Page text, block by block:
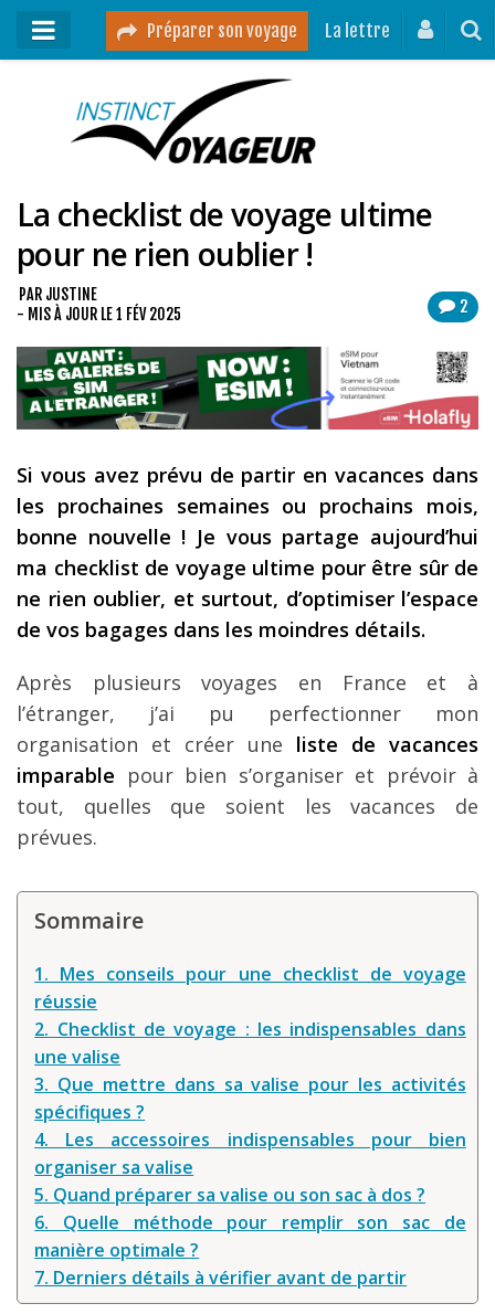
Préparer son voyage La lettre
Mon podcast
Destinations
Mes ressources pour voyager
Guides voyages
Contact
Mon journal de bord sur Instagram
Blog voyage
Podcast
Préparer son voyage
LA LETTRE
Outils pour voyageur
Sites utiles
Réserver un vol !
voyage !
L’auteur
La checklist de voyage ultime
pour ne rien oublier !
2
PAR JUSTINE
- MIS À JOUR LE1 FÉV 2025
Si vous avez prévu de partir en vacances dans
les prochaines semaines ou prochains mois,
bonne nouvelle ! Je vous partage aujourd’hui
ma checklist de voyage ultime pour être sûr de
ne rien oublier, et surtout, d’optimiser l’espace
de vos bagages dans les moindres détails.
Après plusieurs voyages en France et à
l’étranger, j’ai pu perfectionner mon
organisation et créer une liste de vacances
imparable pour bien s’organiser et prévoir à
tout, quelles que soient les vacances de
prévues.
Sommaire
1. Mes conseils pour une checklist de voyage
réussie
2. Checklist de voyage : les indispensables dans
une valise
3. Que mettre dans sa valise pour les activités
spécifiques ?
4. Les accessoires indispensables pour bien
organiser sa valise
5. Quand préparer sa valise ou son sac à dos ?
6. Quelle méthode pour remplir son sac de
manière optimale ?
7. Derniers détails à vérifier avant de partir